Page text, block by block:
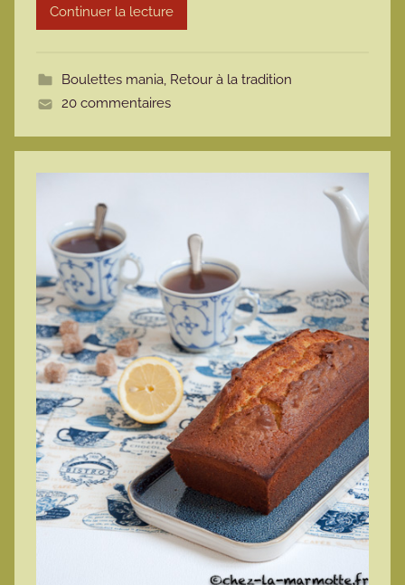
t
Continuer la lecture
Boulettes mania, Retour à la tradition
20 commentaires